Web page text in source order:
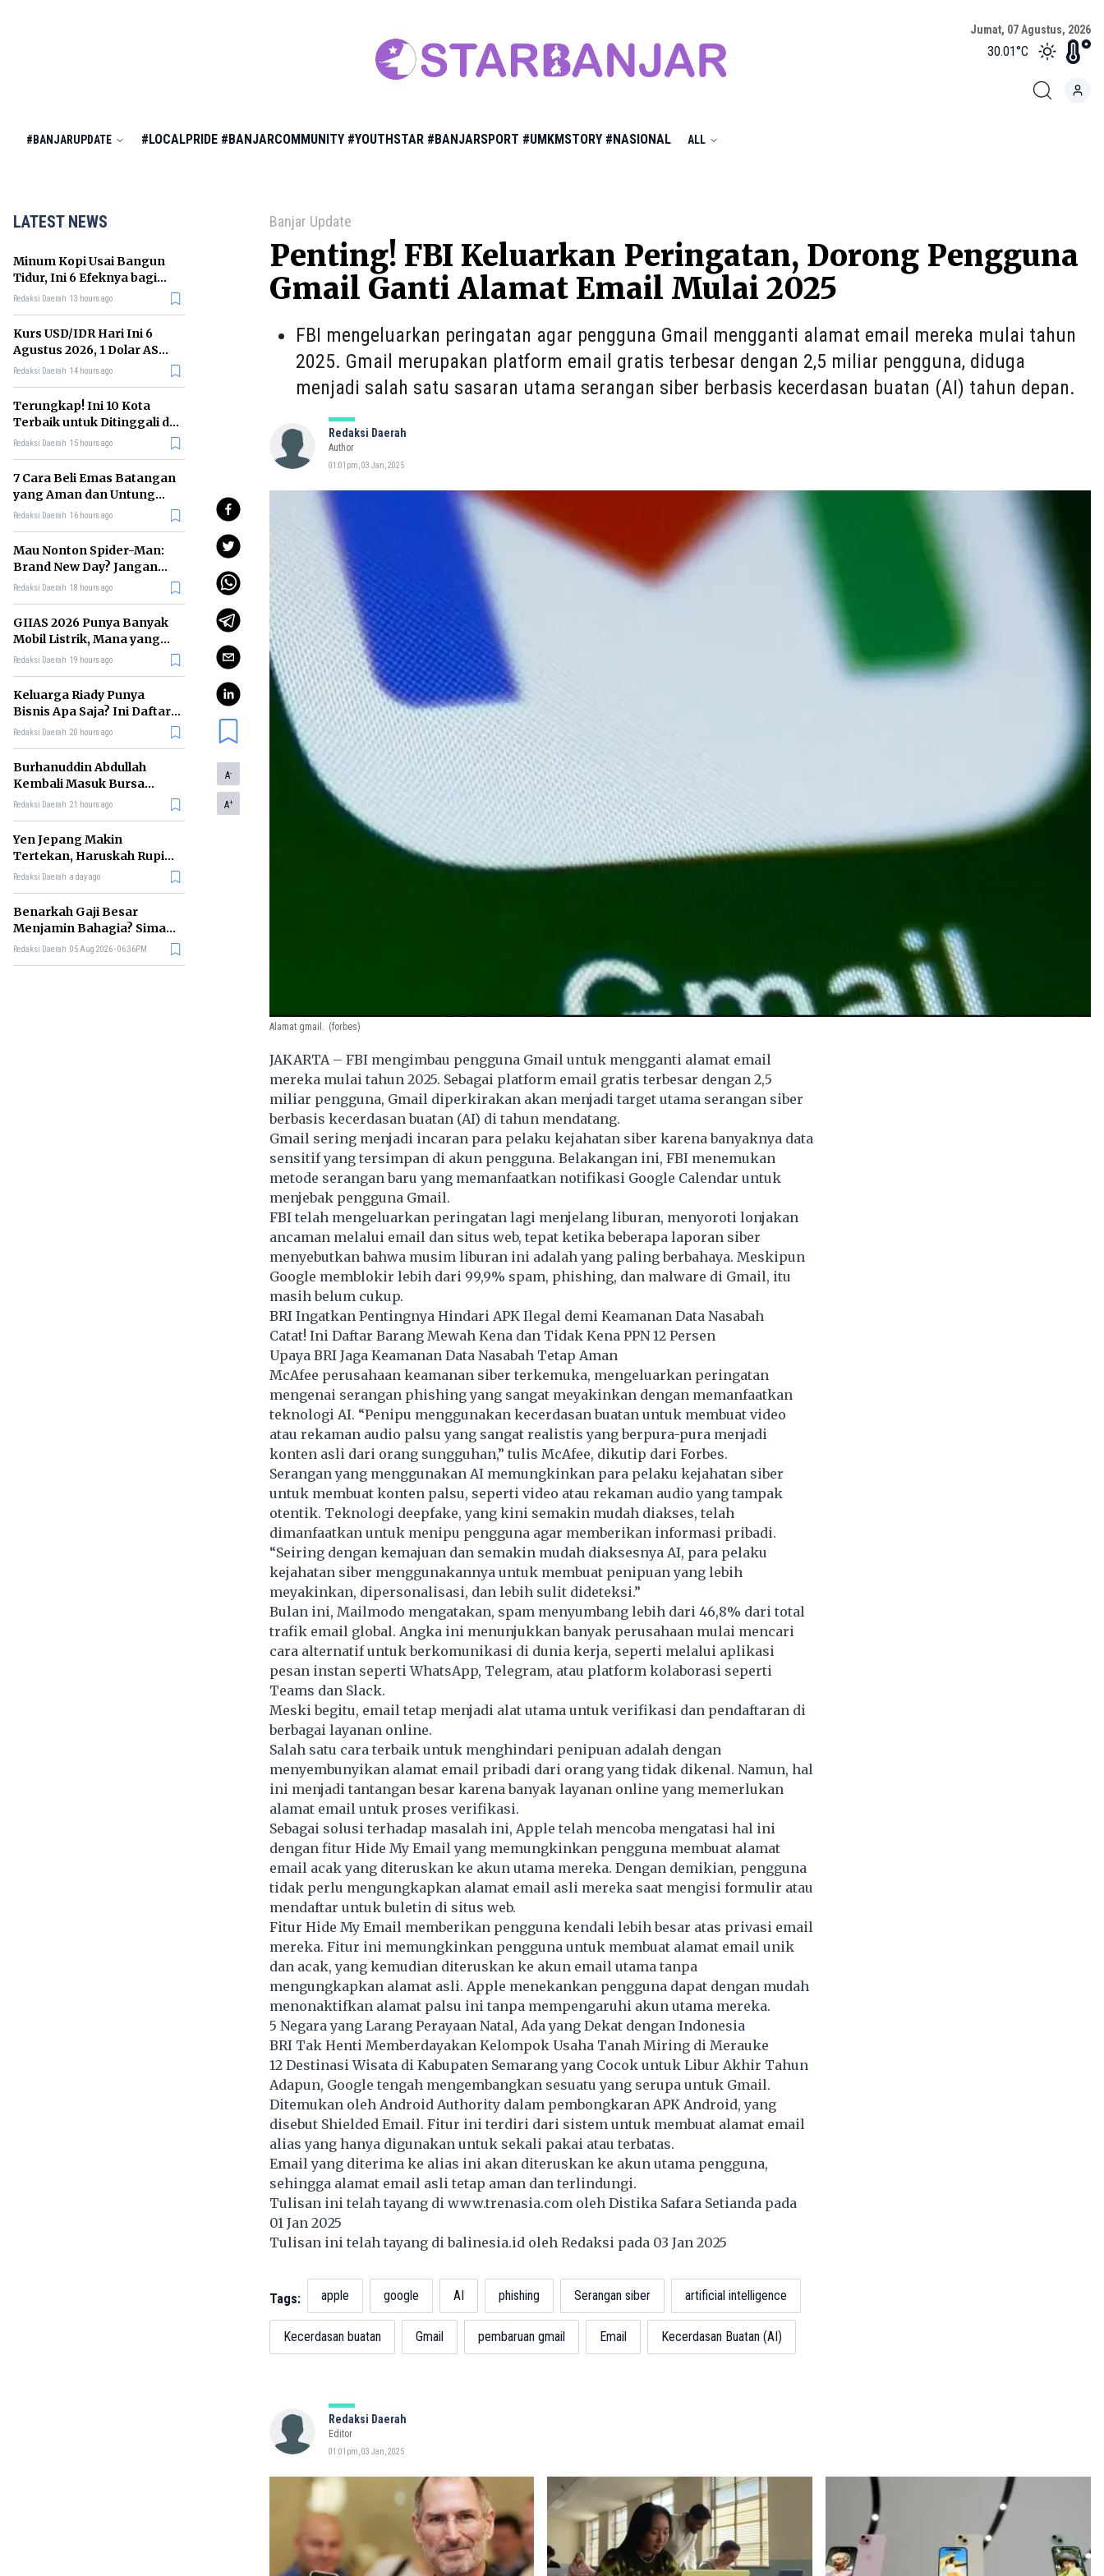
Jumat, 07 Agustus, 2026
30.01°C
#BANJARUPDATE #LOCALPRIDE #BANJARCOMMUNITY #YOUTHSTAR #BANJARSPORT #UMKMSTORY #NASIONAL ALL
LATEST NEWS
Minum Kopi Usai Bangun
Tidur, Ini 6 Efeknya bagi
Kesehatan Tubuh
Redaksi Daerah 13 hours ago
Kurs USD/IDR Hari Ini 6
Agustus 2026, 1 Dolar AS
Kini Berapa Rupiah?
Redaksi Daerah 14 hours ago
Terungkap! Ini 10 Kota
Terbaik untuk Ditinggali di
Dunia Tahun 2026
Redaksi Daerah 15 hours ago
7 Cara Beli Emas Batangan
yang Aman dan Untung
untuk Pemula
Redaksi Daerah 16 hours ago
Mau Nonton Spider-Man:
Brand New Day? Jangan
Lewatkan 6 Film Penting
Redaksi Daerah 18 hours ago
GIIAS 2026 Punya Banyak
Mobil Listrik, Mana yang
Cocok untuk Gaji Rp10 Juta?
Redaksi Daerah 19 hours ago
Keluarga Riady Punya
Bisnis Apa Saja? Ini Daftar
Kerajaan Usahanya
Redaksi Daerah 20 hours ago
Burhanuddin Abdullah
Kembali Masuk Bursa
Gubernur BI, Ini Rekam
Redaksi Daerah 21 hours ago
Yen Jepang Makin
Tertekan, Haruskah Rupiah
Ikut Khawatir?
Redaksi Daerah a day ago
Benarkah Gaji Besar
Menjamin Bahagia? Simak
Penjelasan Ilmu Ekonomi
Redaksi Daerah 05 Aug 2026 - 06:36PM
Banjar Update
Penting! FBI Keluarkan Peringatan, Dorong Pengguna
Gmail Ganti Alamat Email Mulai 2025
FBI mengeluarkan peringatan agar pengguna Gmail mengganti alamat email mereka mulai tahun
2025. Gmail merupakan platform email gratis terbesar dengan 2,5 miliar pengguna, diduga
menjadi salah satu sasaran utama serangan siber berbasis kecerdasan buatan (AI) tahun depan.
Redaksi Daerah
Author
01:01pm, 03 Jan, 2025
A-
A+
Alamat gmail. (forbes)
JAKARTA – FBI mengimbau pengguna Gmail untuk mengganti alamat email
mereka mulai tahun 2025. Sebagai platform email gratis terbesar dengan 2,5
miliar pengguna, Gmail diperkirakan akan menjadi target utama serangan siber
berbasis kecerdasan buatan (AI) di tahun mendatang.
Gmail sering menjadi incaran para pelaku kejahatan siber karena banyaknya data
sensitif yang tersimpan di akun pengguna. Belakangan ini, FBI menemukan
metode serangan baru yang memanfaatkan notifikasi Google Calendar untuk
menjebak pengguna Gmail.
FBI telah mengeluarkan peringatan lagi menjelang liburan, menyoroti lonjakan
ancaman melalui email dan situs web, tepat ketika beberapa laporan siber
menyebutkan bahwa musim liburan ini adalah yang paling berbahaya. Meskipun
Google memblokir lebih dari 99,9% spam, phishing, dan malware di Gmail, itu
masih belum cukup.
BRI Ingatkan Pentingnya Hindari APK Ilegal demi Keamanan Data Nasabah
Catat! Ini Daftar Barang Mewah Kena dan Tidak Kena PPN 12 Persen
Upaya BRI Jaga Keamanan Data Nasabah Tetap Aman
McAfee perusahaan keamanan siber terkemuka, mengeluarkan peringatan
mengenai serangan phishing yang sangat meyakinkan dengan memanfaatkan
teknologi AI. “Penipu menggunakan kecerdasan buatan untuk membuat video
atau rekaman audio palsu yang sangat realistis yang berpura-pura menjadi
konten asli dari orang sungguhan,” tulis McAfee, dikutip dari Forbes.
Serangan yang menggunakan AImemungkinkan para pelaku kejahatan siber
untuk membuat konten palsu, seperti video atau rekaman audio yang tampak
otentik. Teknologi deepfake, yang kini semakin mudah diakses, telah
dimanfaatkan untuk menipu pengguna agar memberikan informasi pribadi.
“Seiring dengan kemajuan dan semakin mudah diaksesnya AI, para pelaku
kejahatan siber menggunakannya untuk membuat penipuan yang lebih
meyakinkan, dipersonalisasi, dan lebih sulit dideteksi.”
Bulan ini, Mailmodo mengatakan, spam menyumbang lebih dari 46,8% dari total
trafik email global. Angka ini menunjukkan banyak perusahaan mulai mencari
cara alternatif untuk berkomunikasi di dunia kerja, seperti melalui aplikasi
pesan instan seperti WhatsApp, Telegram, atau platform kolaborasi seperti
Teams dan Slack.
Meski begitu, email tetap menjadi alat utama untuk verifikasi dan pendaftaran di
berbagai layanan online.
Salah satu cara terbaik untuk menghindari penipuan adalah dengan
menyembunyikan alamat email pribadi dari orang yang tidak dikenal. Namun, hal
ini menjadi tantangan besar karena banyak layanan online yang memerlukan
alamat email untuk proses verifikasi.
Sebagai solusi terhadap masalah ini, Apple telah mencoba mengatasi hal ini
dengan fitur Hide My Email yang memungkinkan pengguna membuat alamat
email acak yang diteruskan ke akun utama mereka. Dengan demikian, pengguna
tidak perlu mengungkapkan alamat email asli mereka saat mengisi formulir atau
mendaftar untuk buletin di situs web.
Fitur Hide My Email memberikan pengguna kendali lebih besar atas privasi email
mereka. Fitur ini memungkinkan pengguna untuk membuat alamat email unik
dan acak, yang kemudian diteruskan ke akun email utama tanpa
mengungkapkan alamat asli. Apple menekankan pengguna dapat dengan mudah
menonaktifkan alamat palsu ini tanpa mempengaruhi akun utama mereka.
5 Negara yang Larang Perayaan Natal, Ada yang Dekat dengan Indonesia
BRI Tak Henti Memberdayakan Kelompok Usaha Tanah Miring di Merauke
12 Destinasi Wisata di Kabupaten Semarang yang Cocok untuk Libur Akhir Tahun
Adapun, Google tengah mengembangkan sesuatu yang serupa untuk Gmail.
Ditemukan oleh Android Authority dalam pembongkaran APK Android, yang
disebut Shielded Email. Fitur ini terdiri dari sistem untuk membuat alamat email
alias yang hanya digunakan untuk sekali pakai atau terbatas.
Email yang diterima ke alias ini akan diteruskan ke akun utama pengguna,
sehingga alamat email asli tetap aman dan terlindungi.
Tulisan ini telah tayang di www.trenasia.com oleh Distika Safara Setianda pada
01 Jan 2025
Tulisan ini telah tayang dibalinesia.id oleh Redaksi pada 03 Jan 2025
Tags: apple google AI phishing Serangan siber artificial intelligence
Kecerdasan buatan Gmail pembaruan gmail Email Kecerdasan Buatan (AI)
Redaksi Daerah
Editor
01:01pm, 03 Jan, 2025